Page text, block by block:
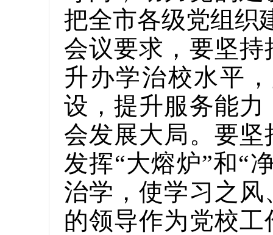
把全市各级党组织
会议要求，要坚
升办学治校水平
设，提升服务能
会发展大局。要
发挥“大熔炉”和“
治学，使学习之
的领导作为党校